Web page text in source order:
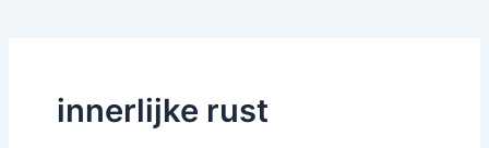
innerlijke rust